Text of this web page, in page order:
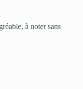
à noter sans